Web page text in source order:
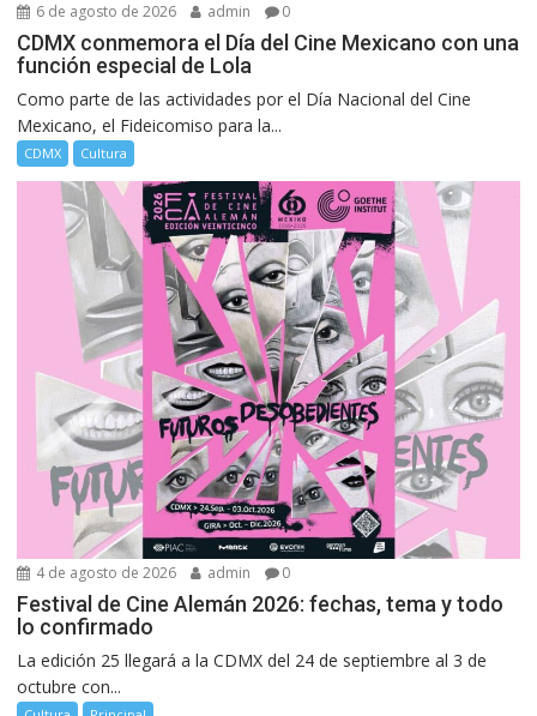
6 de agosto de 2026 admin 0
CDMX conmemora el Día del Cine Mexicano con una
función especial de Lola
Como parte de las actividades por el Día Nacional del Cine
Mexicano, el Fideicomiso para la...
CDMX Cultura
4 de agosto de 2026 admin 0
Festival de Cine Alemán 2026: fechas, tema y todo
lo confirmado
La edición 25 llegará a la CDMX del 24 de septiembre al 3 de
octubre con...